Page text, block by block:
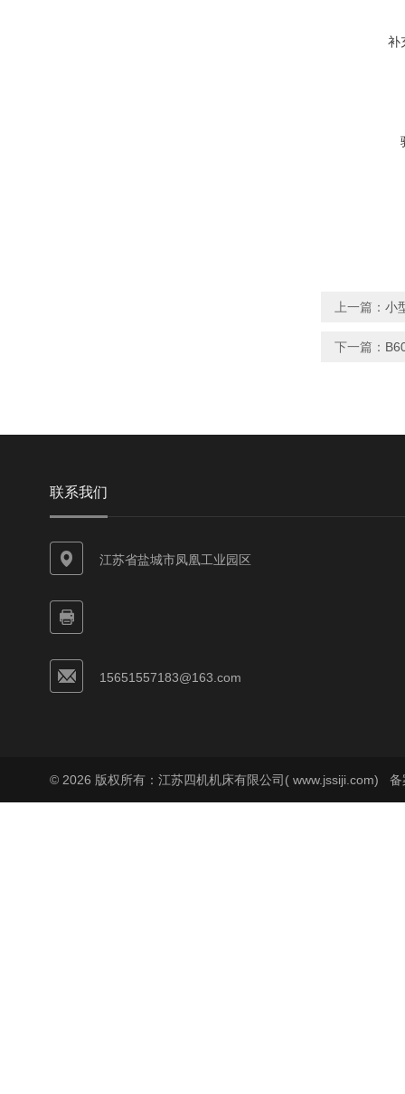
补
上一篇： 小
下一篇：
联系我们
江苏省盐城市凤凰工业园区
15651557183@163.com
© 2026 版权所有：江苏四机机床有限公司( www.jssiji.com) 备